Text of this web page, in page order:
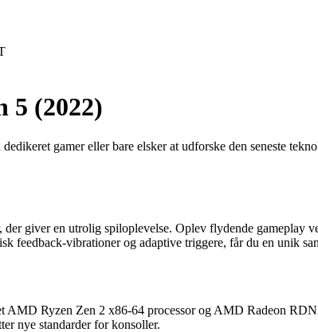
5 (2022)
gamer eller bare elsker at udforske den seneste
giver en utrolig spiloplevelse. Oplev flydende gameplay
feedback-vibrationer og adaptive triggere, får du en unik
AMD Ryzen Zen 2 x86-64 processor og AMD Radeon
nye standarder for konsoller.